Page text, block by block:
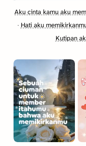
Aku cinta kamu aku
· Hati aku
Kutipan